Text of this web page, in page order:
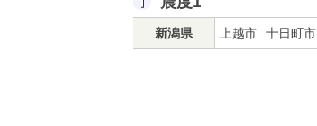
新潟県 上越市 十日町市